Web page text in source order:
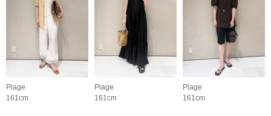
Plage
161cm
Plage
161cm
Plage
161cm